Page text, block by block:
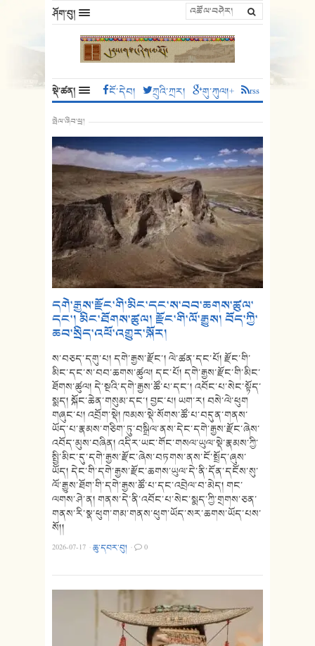
ཤོག་བུ།
སྡེ་ཚན། ངོ་དེབ། ཀྲུའི་ཀྲར། གུ་ཀུལ།+ rss
སྤེལ་ཞིབ་ཕྲ།
དགེ་རྒྱས་རྫོང་གི་མིང་དང་ས་བབ་ཆགས་ཚུལ་
དང་། མིང་ཐོགས་ཚུལ། རྫོང་གི་ལོ་རྒྱུས། བོད་ཀྱི་
ཆབ་སྲིད་འཕོ་འགྱུར་སྐོར།
ས་བཅད་དགུ་པ། དགེ་རྒྱས་རྫོང་། ལེ་ཚན་དང་པོ། རྫོང་གི་
མིང་དང་ས་བབ་ཆགས་ཚུལ། དང་པོ། དགེ་རྒྱས་རྫོང་གི་མིང་
ཐོགས་ཚུལ། དེ་སྔའི་དགེ་རྒྱས་ཚོ་པ་དང་། འབོང་པ་སེང་སྟོད་
སྨད། སྐོང་ཆེན་གསུམ་དང་། བྱང་པ། ཡག་ར། བསེ་ལེ་ཕུག
གཞུང་པ། འབྲོག་སྡེ། ཁམས་སྡེ་སོགས་ཚོ་པ་བདུན་གནས་
ཡོད་པ་རྣམས་གཅིག་ཏུ་བསྒྲིལ་ནས་དེང་དགེ་རྒྱས་རྫོང་ཞེས་
འབོད་མུས་བཞིན། འདིར་ཡང་གོང་གསལ་ཡུལ་སྡེ་རྣམས་ཀྱི་
སྤྱི་མིང་དུ་དགེ་རྒྱས་རྫོང་ཞེས་བཏགས་ནས་ངོ་སྤྲོད་ཞུས་
ཡོད། དེང་གི་དགེ་རྒྱས་རྫོང་ཆགས་ཡུལ་དེ་ནི་དོན་དངོས་སུ་
ལོ་རྒྱུས་ཐོག་གི་དགེ་རྒྱས་ཚོ་པ་དང་འབྲེལ་བ་མེད། གང་
ལགས་ཤེ་ན། གནས་དེ་ནི་འབོང་པ་སེང་སྨད་ཀྱི་གྲགས་ཅན་
གནས་རི་སྣ་ཕུག་གམ་གནས་ཕུག་ཡོད་སར་ཆགས་ཡོད་པས་
སོ།།
2026-07-17 ·ཆུ་དབར་བུ། · 0